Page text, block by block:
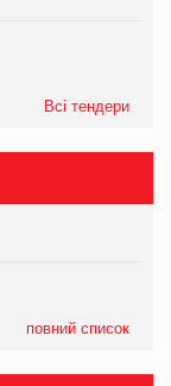
Всі тендери
повний список